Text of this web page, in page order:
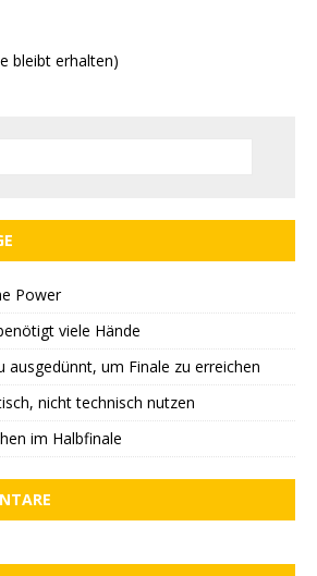
bleibt erhalten)
Power
viele Hände
ausgedünnt, um Finale zu erreichen
nicht technisch nutzen
im Halbfinale